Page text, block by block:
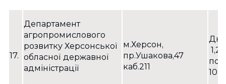
17.
Департамент
агропромислового
розвитку Херсонської
обласної державної
адміністрації
м.Херсон,
пр.Ушакова,47
каб.211